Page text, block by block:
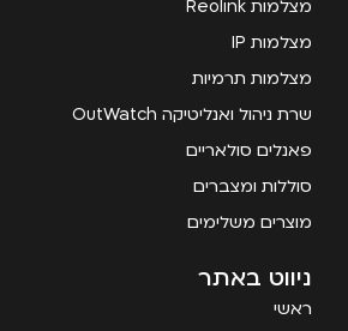
מצלמות Reolink
מצלמות IP
מצלמות תרמיות
שרת ניהול ואנליטיקה OutWatch
פאנלים סולאריים
סוללות ומצברים
מוצרים משלימים
ניווט באתר
ראשי